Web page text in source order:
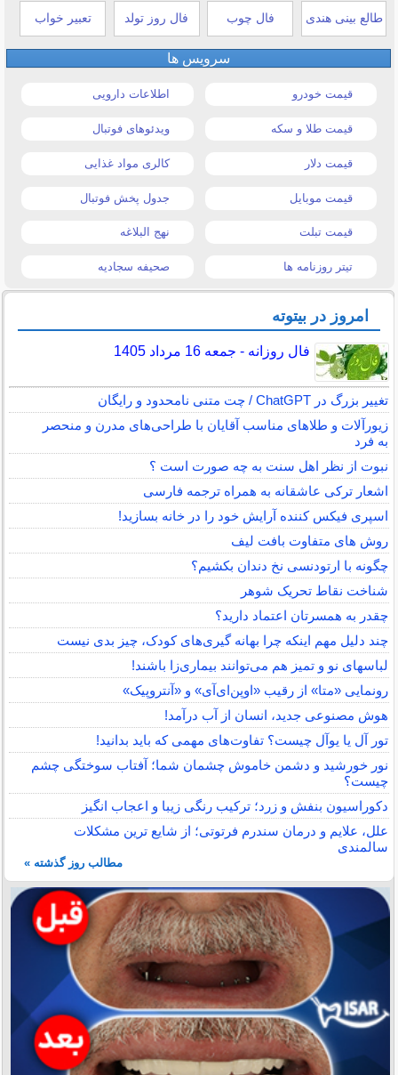
طالع بینی هندی فال چوب فال روز تولد تعبیر خواب
سرویس ها
قیمت خودرو اطلاعات دارویی
قیمت طلا و سکه ویدئوهای فوتبال
قیمت دلار کالری مواد غذایی
قیمت موبایل جدول پخش فوتبال
قیمت تبلت نهج البلاغه
تیتر روزنامه ها صحیفه سجادیه
امروز در بیتوته
فال روزانه - جمعه 16 مرداد 1405
تغییر بزرگ در ChatGPT / چت متنی نامحدود و رایگان
زیورآلات و طلاهای مناسب آقایان با طراحی‌های مدرن و منحصر
به فرد
نبوت از نظر اهل سنت به چه صورت است ؟
اشعار ترکی عاشقانه به همراه ترجمه فارسی
اسپری فیکس کننده آرایش خود را در خانه بسازید!
روش های متفاوت بافت لیف
چگونه با ارتودنسی نخ دندان بکشیم؟
شناخت نقاط تحریک شوهر
چقدر به همسرتان اعتماد دارید؟
چند دلیل مهم اینکه چرا بهانه گیری‌های کودک، چیز بدی نیست
لباس‎های نو و تمیز هم می‌توانند بیماری‌زا باشند!
رونمایی «متا» از رقیب «اوپن‌ای‌آی» و «آنتروپیک»
هوش مصنوعی جدید، انسان از آب درآمد!
تور آل یا یوآل چیست؟ تفاوت‌های مهمی که باید بدانید!
نور خورشید و دشمن خاموش چشمان شما؛ آفتاب سوختگی چشم
چیست؟
دکوراسیون بنفش و زرد؛ ترکیب رنگی زیبا و اعجاب انگیز
علل، علایم و درمان سندرم فرتوتی؛ از شایع ترین مشکلات
سالمندی
مطالب روز گذشته »